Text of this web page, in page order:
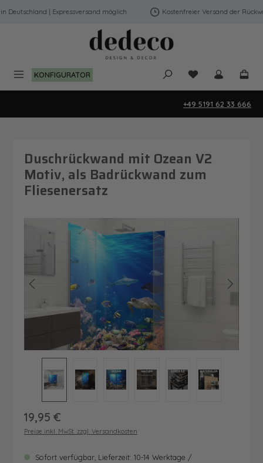
Zum Hauptinhalt springen
| Expressversand möglich Kostenfreier Versand der
KONFIGURATOR Du hast 0
+49 5191 62 33 666
Duschrückwand mit Ozean V2
Motiv, als Badrückwand zum
Fliesenersatz
Bildergalerie überspringen
Regulärer Preis:
19,95 €
Preise inkl. MwSt. zzgl. Versandkosten
Sofort verfügbar, Lieferzeit: 10-14 Werktage /